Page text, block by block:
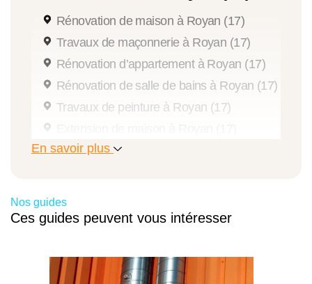
Rénovation de maison à Royan (17)
Travaux de maçonnerie à Royan (17)
Rénovation d’appartement à Royan (17)
Rénovation de salle de bains à Royan (17)
Travaux de peinture à Royan (17)
Travaux de pose de menuiseries à Royan
Rénovation de cuisine à Royan (17)
Aménagement de combles à Royan (17)
En savoir plus
Nos guides
Ces guides peuvent vous intéresser